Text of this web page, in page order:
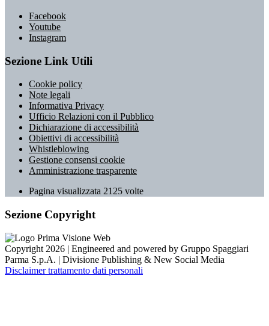
Facebook
Youtube
Instagram
Sezione Link Utili
Cookie policy
Note legali
Informativa Privacy
Ufficio Relazioni con il Pubblico
Dichiarazione di accessibilità
Obiettivi di accessibilità
Whistleblowing
Gestione consensi cookie
Amministrazione trasparente
Pagina visualizzata 2125 volte
Sezione Copyright
Copyright 2026 | Engineered and powered by Gruppo Spaggiari
Parma S.p.A. | Divisione Publishing & New Social Media
Disclaimer trattamento dati personali